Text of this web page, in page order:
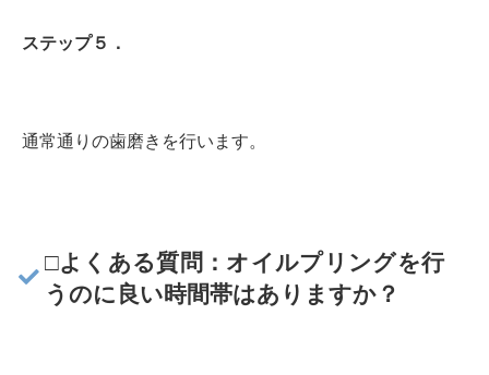
ステップ５．
通常通りの歯磨きを行います。
□よくある質問： オイルプリングを行
うのに良い時間帯はありますか？